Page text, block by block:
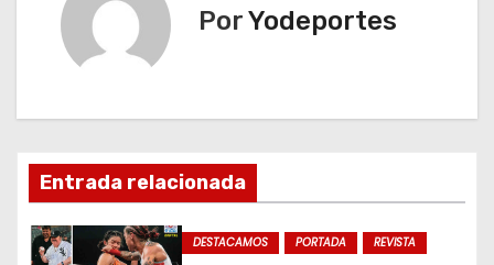
i
ó
PorYodeportes
Entrada relacionada
DESTACAMOS PORTADA REVISTA